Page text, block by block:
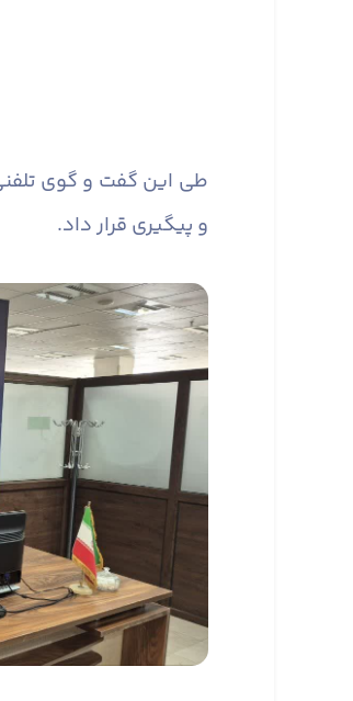
طی این گفت و گوی
و پیگیری قرار داد.